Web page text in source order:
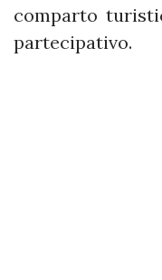
comparto
partecipativo.